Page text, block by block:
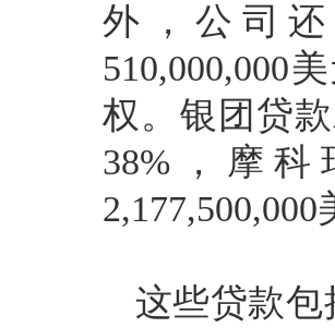
外，公司
510,000,000
权。银团贷
38%，摩
2,177,500,000
这些贷款包